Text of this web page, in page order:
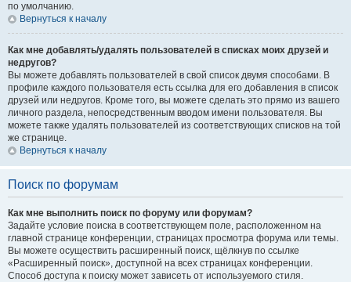
по умолчанию.
Вернуться к началу
Как мне добавлять/удалять пользователей в списках моих друзей и
недругов?
Вы можете добавлять пользователей в свой список двумя способами. В
профиле каждого пользователя есть ссылка для его добавления в список
друзей или недругов. Кроме того, вы можете сделать это прямо из вашего
личного раздела, непосредственным вводом имени пользователя. Вы
можете также удалять пользователей из соответствующих списков на той
же странице.
Вернуться к началу
Поиск по форумам
Как мне выполнить поиск по форуму или форумам?
Задайте условие поиска в соответствующем поле, расположенном на
главной странице конференции, страницах просмотра форума или темы.
Вы можете осуществить расширенный поиск, щёлкнув по ссылке
«Расширенный поиск», доступной на всех страницах конференции.
Способ доступа к поиску может зависеть от используемого стиля.